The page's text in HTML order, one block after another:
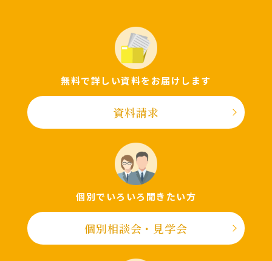
無料で詳しい資料をお届けします
資料請求
個別でいろいろ聞きたい⽅
個別相談会・⾒学会